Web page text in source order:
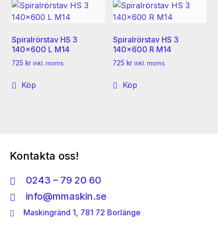
Spiralrörstav HS 3
140×600 L M14
725 kr inkl. moms
Köp
Spiralrörstav HS 3
140×600 R M14
725 kr inkl. moms
Köp
Kontakta oss!
0243 – 79 20 60
info@mmaskin.se
Maskingränd 1, 781 72 Borlänge